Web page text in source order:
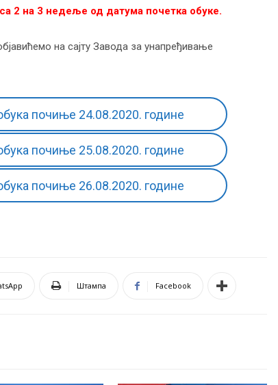
2 на 3 недеље од датума почетка обуке.
на сајту Завода за унапређивање
почиње 24.08.2020. године
почиње 25.08.2020. године
почиње 26.08.2020. године
Штампа Facebook